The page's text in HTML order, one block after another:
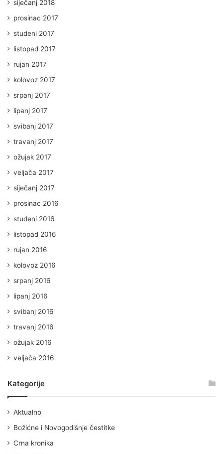
siječanj 2018
prosinac 2017
studeni 2017
listopad 2017
rujan 2017
kolovoz 2017
srpanj 2017
lipanj 2017
svibanj 2017
travanj 2017
ožujak 2017
veljača 2017
siječanj 2017
prosinac 2016
studeni 2016
listopad 2016
rujan 2016
kolovoz 2016
srpanj 2016
lipanj 2016
svibanj 2016
travanj 2016
ožujak 2016
veljača 2016
Kategorije
Aktualno
Božićne i Novogodišnje čestitke
Crna kronika